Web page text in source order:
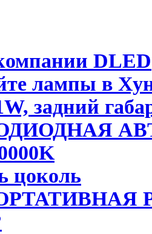
DLED
лампы в
задний
цоколь